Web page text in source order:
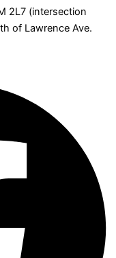
2L7 (intersection
of Lawrence Ave.